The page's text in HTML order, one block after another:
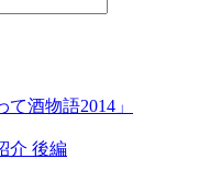
酒物語2014」
介 後編